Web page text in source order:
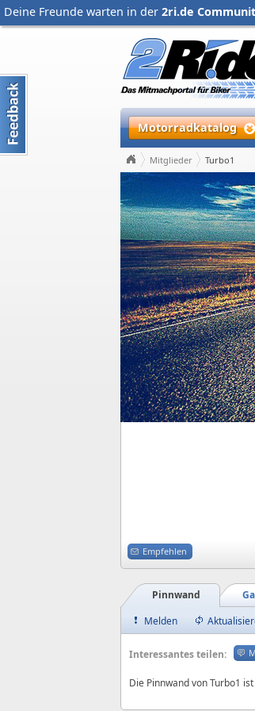
Deine Freunde warten in der 2ri.de
Motorradkatalog
Mitglieder Turbo1
Empfehlen
Pinnwand
Melden
Interessantes teilen:
Die Pinnwand von Turbo1